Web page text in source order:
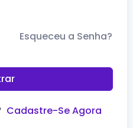
Esqueceu a Senha?
Cadastre-Se Agora